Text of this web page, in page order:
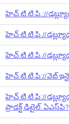
హెచ్‌.టి.టి.పి‌.://
హెచ్‌.టి.టి.పి‌.//
హెచ్‌.టి.టి.పి‌.//
హెచ్‌.టి.టి.పి‌://వెబ్
హెచ్‌.టి.టి.పి‌://
ప్రాడక్ట్ డిటైల్.